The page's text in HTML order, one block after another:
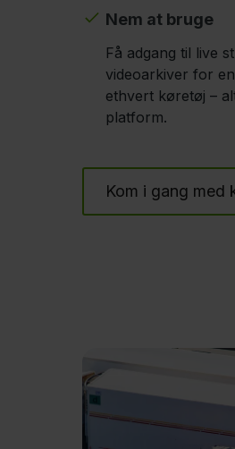
Nem at bruge
Få adgang til live
videoarkiver for
ethvert køretøj –
platform.
Kom i gang med